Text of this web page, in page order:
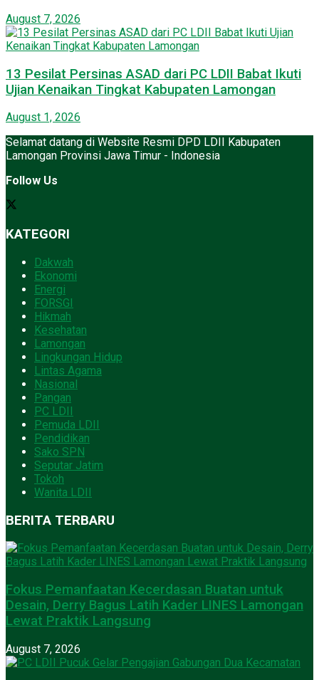
August 7, 2026
13 Pesilat Persinas ASAD dari PC LDII Babat Ikuti
Ujian Kenaikan Tingkat Kabupaten Lamongan
August 1, 2026
Selamat datang di Website Resmi DPD LDII Kabupaten
Lamongan Provinsi Jawa Timur - Indonesia
Follow Us
KATEGORI
Dakwah
Ekonomi
Energi
FORSGI
Hikmah
Kesehatan
Lamongan
Lingkungan Hidup
Lintas Agama
Nasional
Pangan
PC LDII
Pemuda LDII
Pendidikan
Sako SPN
Seputar Jatim
Tokoh
Wanita LDII
BERITA TERBARU
Fokus Pemanfaatan Kecerdasan Buatan untuk
Desain, Derry Bagus Latih Kader LINES Lamongan
Lewat Praktik Langsung
August 7, 2026